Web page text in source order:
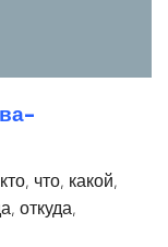
что, какой,
откуда,